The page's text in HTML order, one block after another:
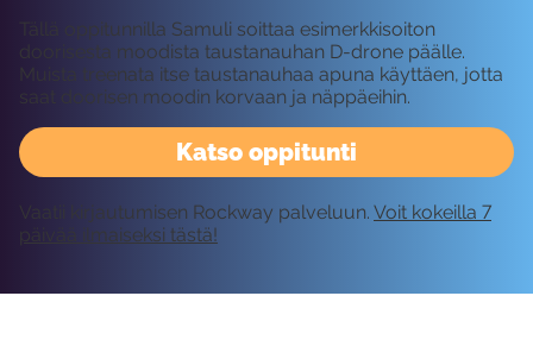
Katso oppitunti
Tällä oppitunnilla Samuli soittaa esimerkkisoiton
doorisesta moodista taustanauhan D-drone päälle.
Muista treenata itse taustanauhaa apuna käyttäen, jotta
saat doorisen moodin korvaan ja näppäeihin.
Vaatii kirjautumisen Rockway palveluun. Voit kokeilla 7
päivää ilmaiseksi tästä!